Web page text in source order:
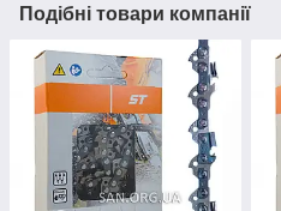
Подібні товари компанії